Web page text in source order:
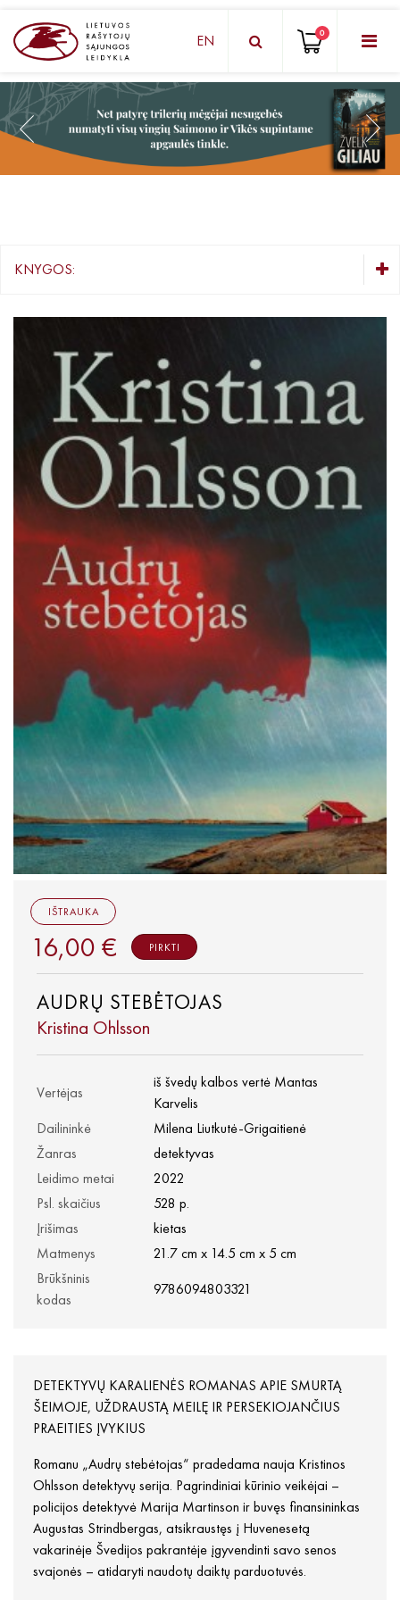
KNYGŲ DĖŽUTĖ - STAIGMENA
Grožinė literatūra
KNYGOS PIGIAU
Išparduota
EN 0
KNYGOS:
Lietuvių autorių literatūra
Užsienio autorių literatūra
Trileriai, detektyvai
Klasika
Apsakymai, novelės
Poezija, pjesės
Esė
Pirmoji knyga (PK)
Lietuvių literatūros lobynas. XX amžius
Knygos vaikams ir paaugliams
Negrožinė literatūra
Audioknygos
Knygos su autografais
KNYGOS PIGIAU
Išparduota
AUDRŲ STEBĖTOJAS
Kristina Ohlsson
Vertėjas
iš švedų kalbos vertė Mantas
Karvelis
Dailininkė
Milena Liutkutė-Grigaitienė
Žanras
detektyvas
Leidimo metai
2022
Psl. skaičius
528 p.
Įrišimas
kietas
Matmenys
21.7 cm x 14.5 cm x 5 cm
Brūkšninis
kodas
9786094803321
IŠTRAUKA
16,00 € PIRKTI
DETEKTYVŲ KARALIENĖS ROMANAS APIE SMURTĄ
ŠEIMOJE, UŽDRAUSTĄ MEILĘ IR PERSEKIOJANČIUS
PRAEITIES ĮVYKIUS
Romanu „Audrų stebėtojas“ pradedama nauja Kristinos
Ohlsson detektyvų serija. Pagrindiniai kūrinio veikėjai –
policijos detektyvė Marija Martinson ir buvęs finansininkas
Augustas Strindbergas, atsikraustęs į Huvenesetą
vakarinėje Švedijos pakrantėje įgyvendinti savo senos
svajonės – atidaryti naudotų daiktų parduotuvės.